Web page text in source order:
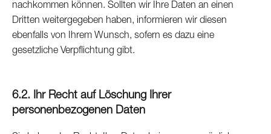
nachkommen können. Sollten wir Ihre Daten an einen
Dritten weitergegeben haben, informieren wir diesen
ebenfalls von Ihrem Wunsch, sofern es dazu eine
gesetzliche Verpflichtung gibt.
6.2. Ihr Recht auf Löschung Ihrer
personenbezogenen Daten